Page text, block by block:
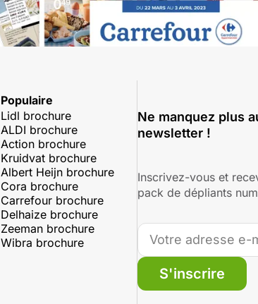
Populaire
Lidl brochure
ALDI brochure
Action brochure
Kruidvat brochure
Albert Heijn brochure
Cora brochure
Carrefour brochure
Delhaize brochure
Zeeman brochure
Wibra brochure
Ne manquez plus
newsletter !
Inscrivez-vous et
pack de dépliants
S'inscrire